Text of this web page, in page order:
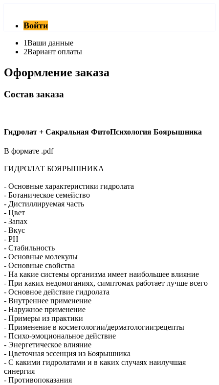
Войти
1Ваши данные
2Вариант оплаты
Оформление заказа
Состав заказа
Гидролат + Сакральнaя ФитоПсихология Боярышника
В формате .pdf
ГИДРОЛАТ БОЯРЫШНИКА
- Основные характеристики гидролата
- Ботаническое семейство
- Дистиллируемая часть
- Цвет
- Запах
- Вкус
- PH
- Стабильность
- Основные молекулы
- Основные свойства
- На какие системы организма имеет наибольшее влияние
- При каких недомоганиях, симптомах работает лучше всего
- Основное действие гидролата
- Внутреннее применение
- Наружное применение
- Примеры из практики
- Применение в косметологии/дерматологии:рецепты
- Психо-эмоциональное действие
- Энергетическое влияние
- Цветочная эссенция из Боярышника
- С какими гидролатами и в каких случаях наилучшая
синергия
- Противопоказания